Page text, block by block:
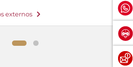
externos